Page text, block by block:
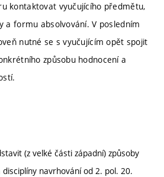
kontaktovat vyučujícího předmětu,
a formu absolvování. V posledním
nutné se s vyučujícím opět spojit
způsobu hodnocení a
(z velké části západní) způsoby
navrhování od 2. pol. 20.